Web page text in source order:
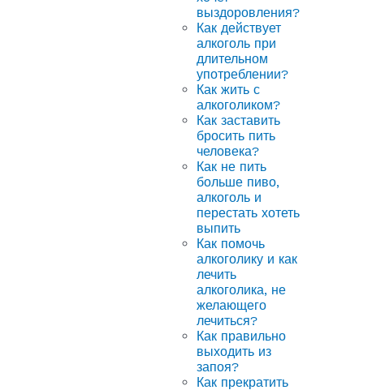
выздоровления?
Как действует
алкоголь при
длительном
употреблении?
Как жить с
алкоголиком?
Как заставить
бросить пить
человека?
Как не пить
больше пиво,
алкоголь и
перестать хотеть
выпить
Как помочь
алкоголику и как
лечить
алкоголика, не
желающего
лечиться?
Как правильно
выходить из
запоя?
Как прекратить